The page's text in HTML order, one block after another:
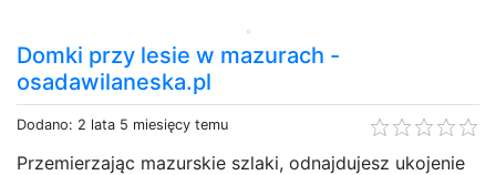
Domki przy lesie w mazurach -
osadawilaneska.pl
Dodano: 2 lata 5 miesięcy temu
Przemierzając mazurskie szlaki, odnajdujesz ukojenie